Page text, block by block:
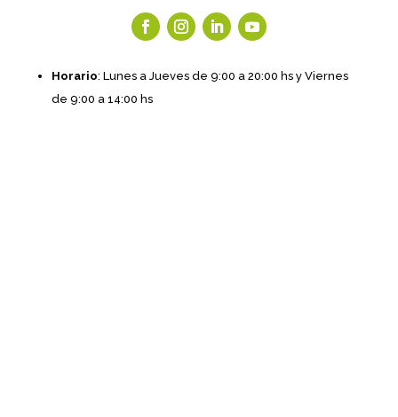
Horario: Lunes a Jueves de 9:00 a 20:00 hs y Viernes
de 9:00 a 14:00 hs